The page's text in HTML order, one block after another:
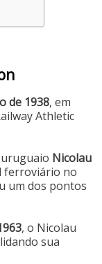
de 1938, em
Athletic
Nicolau
ferroviário no
um dos pontos
, o Nicolau
sua